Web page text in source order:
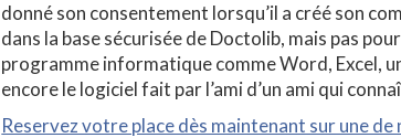
donné son consentement lorsqu’il a créé son
dans la base sécurisée de Doctolib, mais pas
programme informatique comme Word, Excel,
encore le logiciel fait par l’ami d’un ami qui
Reservez votre place dès maintenant sur une